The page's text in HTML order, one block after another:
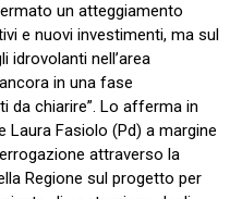
un atteggiamento
e nuovi investimenti, ma sul
idrovolanti nell’area
in una fase
da chiarire”. Lo afferma in
Laura Fasiolo (Pd) a margine
attraverso la
Regione sul progetto per